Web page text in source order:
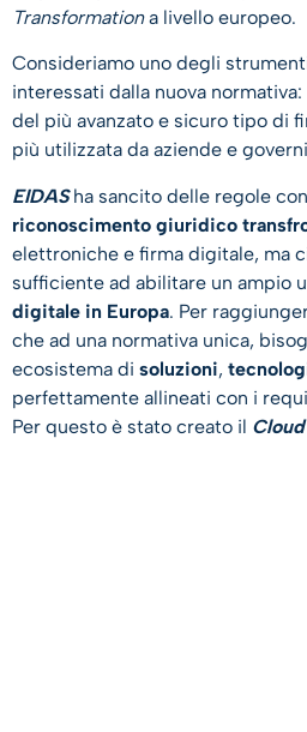
Transformationa livello europeo.
Consideriamo uno degli
interessati dalla nuova normativa:
del più avanzato e sicuro tipo di
più utilizzata da aziende e
EIDASha sancito delle regole
riconoscimento giuridico
elettroniche e firma digitale, ma
sufficiente ad abilitare un ampio
digitale in Europa. Per
che ad una normativa unica,
ecosistema di soluzioni,
perfettamente allineati con i
Per questo è stato creato il